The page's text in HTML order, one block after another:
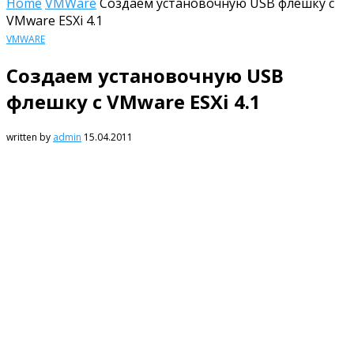
VMware ESXi 4.1
VMWARE
Создаем установочную USB
флешку с VMware ESXi 4.1
written by admin 15.04.2011